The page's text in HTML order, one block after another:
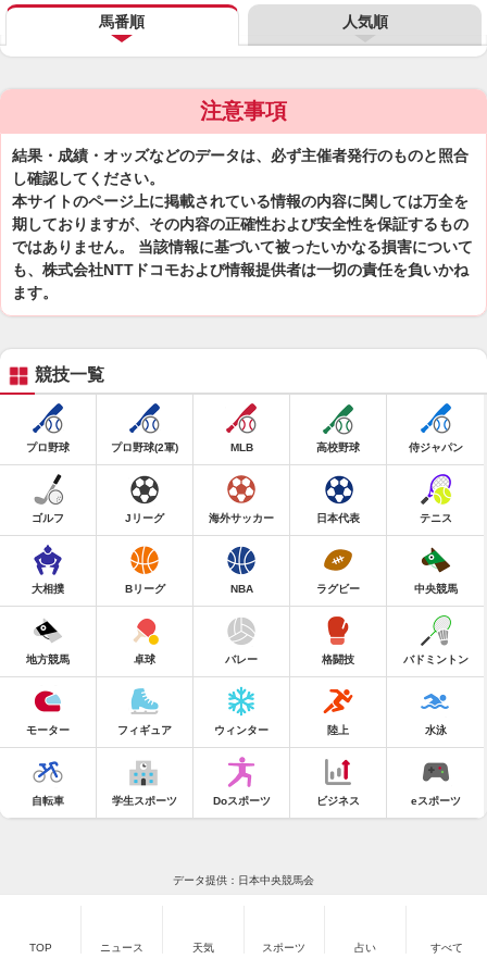
馬番順 人気順
注意事項
結果・成績・オッズなどのデータは、必ず主催者発行のものと照合
し確認してください。
本サイトのページ上に掲載されている情報の内容に関しては万全を
期しておりますが、その内容の正確性および安全性を保証するもの
ではありません。 当該情報に基づいて被ったいかなる損害について
も、株式会社NTTドコモおよび情報提供者は一切の責任を負いかね
ます。
競技一覧
プロ野球 プロ野球(2軍) MLB 高校野球 侍ジャパン
ゴルフ Jリーグ 海外サッカー 日本代表 テニス
大相撲 Bリーグ NBA ラグビー 中央競馬
地方競馬 卓球 バレー 格闘技 バドミントン
モーター フィギュア ウィンター 陸上 水泳
自転車 学生スポーツ Doスポーツ ビジネス eスポーツ
データ提供：日本中央競馬会
TOP ニュース 天気 スポーツ 占い すべて